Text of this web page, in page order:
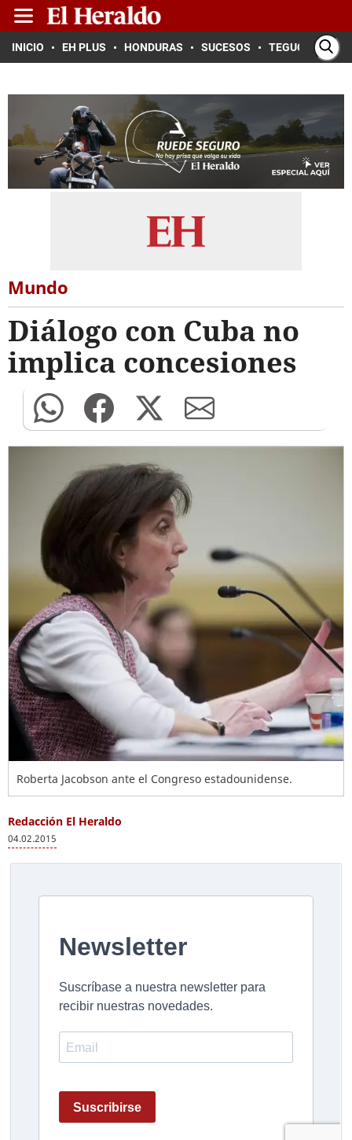
INICIO EH PLUS HONDURAS SUCESOS TEGUCIGALPA
Mundo
Diálogo con Cuba no
implica concesiones
Roberta Jacobson ante el Congreso estadounidense.
Redacción El Heraldo
04.02.2015